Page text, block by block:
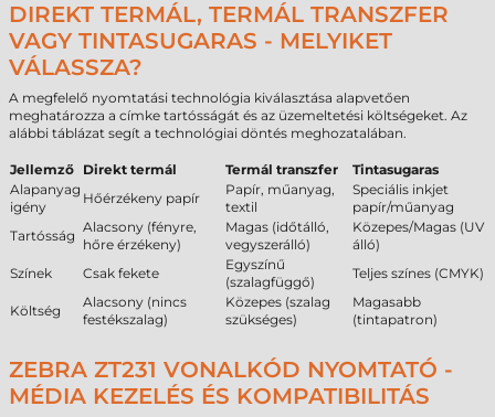
DIREKT TERMÁL, TERMÁL TRANSZFER
VAGY TINTASUGARAS - MELYIKET
VÁLASSZA?
A megfelelő nyomtatási technológia kiválasztása alapvetően
meghatározza a címke tartósságát és az üzemeltetési költségeket. Az
alábbi táblázat segít a technológiai döntés meghozatalában.
Jellemző Direkt termál Termál transzfer
Tintasugaras
Alapanyag
igény
Hőérzékeny papír
Papír, műanyag,
textil
Speciális inkjet
papír/műanyag
Tartósság
Alacsony (fényre,
hőre érzékeny)
Magas (időtálló,
vegyszerálló)
Közepes/Magas (UV
álló)
Színek
Csak fekete
Egyszínű
(szalagfüggő)
Teljes színes (CMYK)
Költség
Alacsony (nincs
festékszalag)
Közepes (szalag
szükséges)
Magasabb
(tintapatron)
ZEBRA ZT231 VONALKÓD NYOMTATÓ -
MÉDIA KEZELÉS ÉS KOMPATIBILITÁS